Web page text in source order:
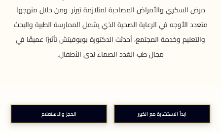
مرض السكري والأمراض المصاحبة لمتلازمة تيرنر. ومن خلال منهجها
متعدد الأوجه في الرعاية الصحية الذي يشمل الممارسة الطبية والبحث
والتعليم وخدمة المجتمع، أحدثت الدكتورة بوبوفيتش تأثيرًا عميقًا في
مجال طب الغدد الصماء لدى الأطفال.
ابدأ الاستشارة مع الخبير الحجز والاستعلام